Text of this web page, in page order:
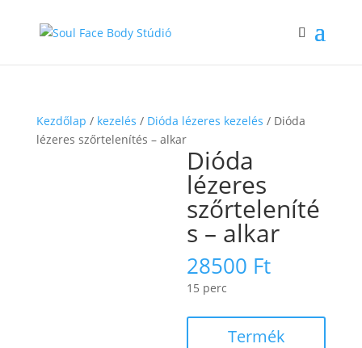
Kezdőlap / kezelés / Dióda lézeres kezelés / Dióda
lézeres szőrtelenítés – alkar
Dióda
lézeres
szőrteleníté
s – alkar
28500 Ft
15 perc
Termék